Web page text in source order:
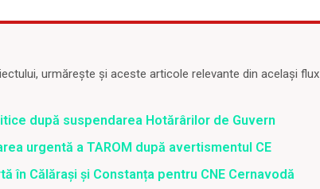
urmărește și aceste articole relevante din același flux
după suspendarea Hotărârilor de Guvern
urgentă a TAROM după avertismentul CE
în Călărași și Constanța pentru CNE Cernavodă